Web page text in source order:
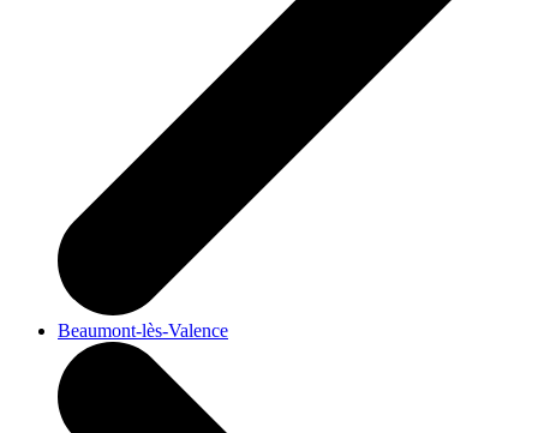
Beaumont-lès-Valence